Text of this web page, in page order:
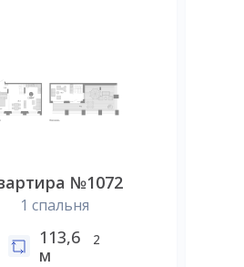
№1072
1 спальня
113,6
м
2